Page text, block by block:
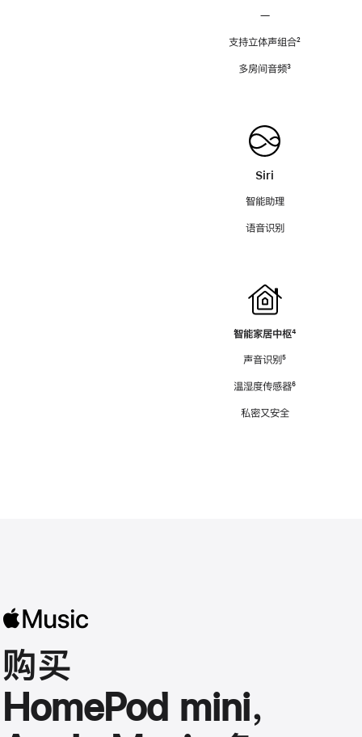
—
支持立体声组合脚
²
多房间音频脚
³
Siri
智能助理
语音识别
智能家居中枢脚
⁴
声音识别脚
⁵
温湿度传感器脚
⁶
私密又安全
购买
HomePod mini，